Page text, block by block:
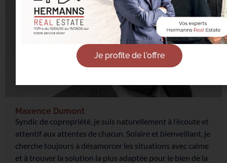
Maxence Dumont
Syndic de copropriété, je suis naturellement à l’écoute et
attentif aux attentes de chacun. Solaire et bienveillant, je
cherche toujours à désamorcer les situations avec calme
et à trouver la solution la plus adaptée pour le bien de la
Je profite de l'offre